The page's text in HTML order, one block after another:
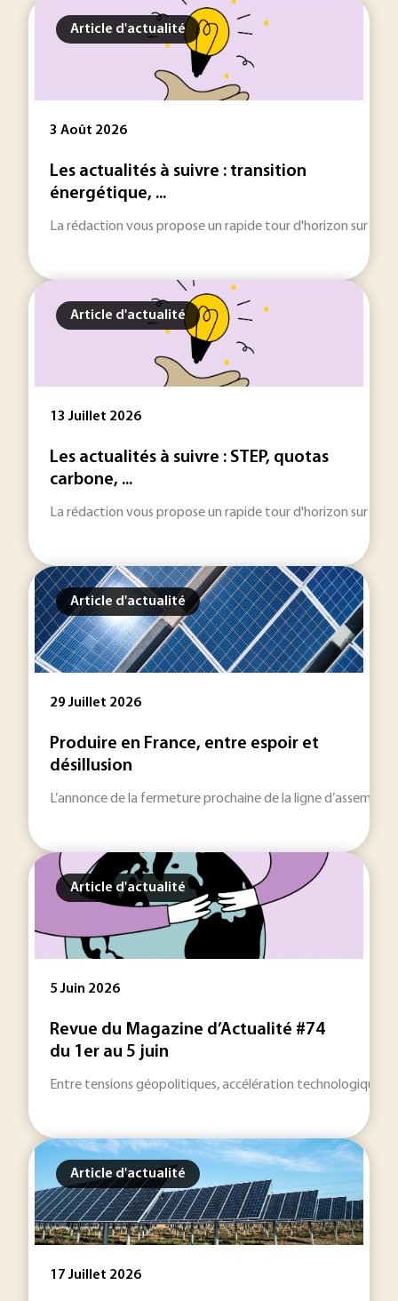
Article d'actualité
3 Août 2026
Les actualités à suivre : transition
énergétique, ...
La rédaction vous propose un rapide tour d'horizon sur les
Article d'actualité
13 Juillet 2026
Les actualités à suivre : STEP, quotas
carbone, ...
La rédaction vous propose un rapide tour d'horizon sur les
Article d'actualité
29 Juillet 2026
Produire en France, entre espoir et
désillusion
L’annonce de la fermeture prochaine de la ligne
Article d'actualité
5 Juin 2026
Revue du Magazine d’Actualité #74
du 1er au 5 juin
Entre tensions géopolitiques, accélération technologique
Article d'actualité
17 Juillet 2026